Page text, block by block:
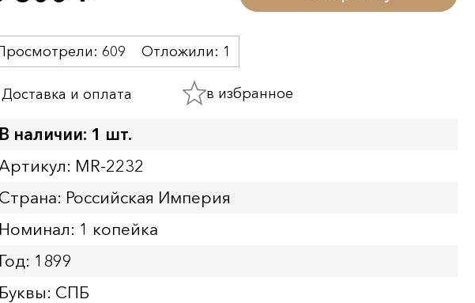
609 Отложили: 1
Доставка и оплата в избранное
В наличии: 1 шт.
MR-2232
Страна: Российская Империя
Номинал: 1 копейка
Год: 1899
Буквы: СПБ